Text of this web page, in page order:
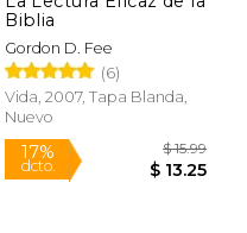
Biblia
Gordon D. Fee
(6)
Vida, 2007, Tapa Blanda,
Nuevo